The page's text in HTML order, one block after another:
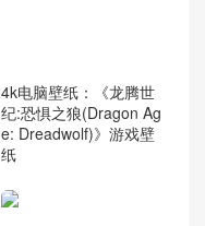
4k电脑壁纸：《龙腾世
纪:恐惧之狼(Dragon Ag
e: Dreadwolf)》游戏壁
纸